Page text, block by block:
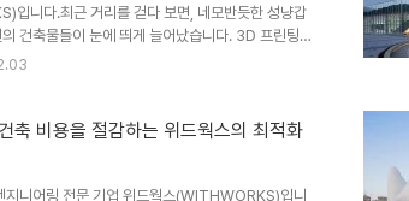
입니다.최근 거리를 걷다 보면, 네모반듯한 성냥갑
건축물들이 눈에 띄게 늘어났습니다. 3D 프린팅과
가의 상상력이 현실로 구현되고 있는 것이죠.하지만
해결하는 위드웍스의 핵심 DfMA 솔루션 중 하나
해 보려 합니다.Challenge: '휘는 것'만으로는 부
이 비정형 곡면 건물을 지을 때는 ..
축 비용을 절감하는 위드웍스의 최적화
지니어링 전문 기업 위드웍스(WITHWORKS)입니